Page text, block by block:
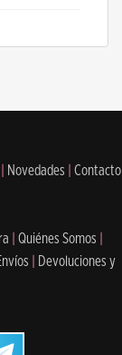
Novedades
Contacto
Quiénes Somos
Devoluciones y